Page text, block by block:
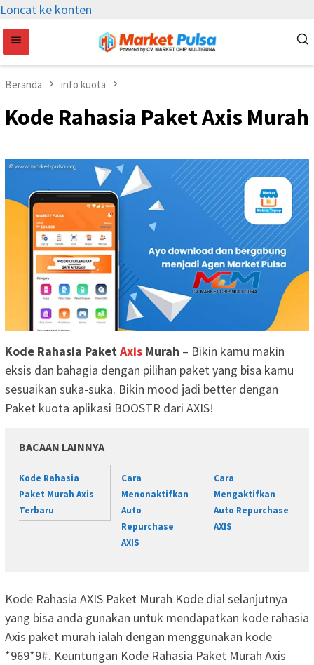
Loncat ke konten
Beranda info kuota
Kode Rahasia Paket Axis Murah
Kode Rahasia PaketAxis Murah – Bikin kamu makin
eksis dan bahagia dengan pilihan paket yang bisa kamu
sesuaikan suka-suka. Bikin mood jadi better dengan
Paket kuota aplikasi BOOSTR dari AXIS!
BACAAN LAINNYA
Kode Rahasia
Paket Murah Axis
Terbaru
Cara
Menonaktifkan
Auto
Repurchase
AXIS
Cara
Mengaktifkan
Auto Repurchase
AXIS
Kode Rahasia AXIS Paket Murah Kode dial selanjutnya
yang bisa anda gunakan untuk mendapatkan kode rahasia
Axis paket murah ialah dengan menggunakan kode
*969*9#. Keuntungan Kode Rahasia Paket Murah Axis